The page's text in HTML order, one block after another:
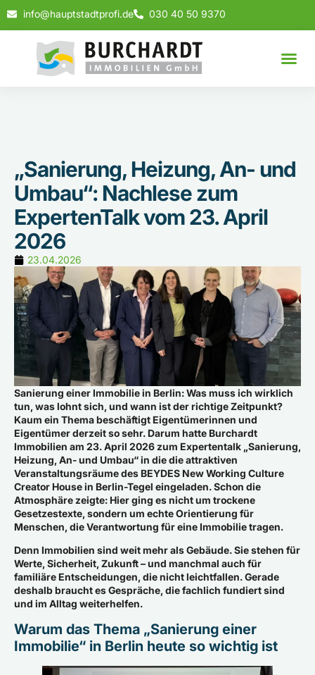
info@hauptstadtprofi.de 030 40 50 9370
„Sanierung, Heizung, An- und
Umbau“: Nachlese zum
ExpertenTalk vom 23. April
2026
23.04.2026
Sanierung einer Immobilie in Berlin: Was muss ich wirklich
tun, was lohnt sich, und wann ist der richtige Zeitpunkt?
Kaum ein Thema beschäftigt Eigentümerinnen und
Eigentümer derzeit so sehr. Darum hatte Burchardt
Immobilien am 23. April 2026 zum Expertentalk „Sanierung,
Heizung, An- und Umbau“ in die die attraktiven
Veranstaltungsräume des BEYDES New Working Culture
Creator House in Berlin-Tegel eingeladen. Schon die
Atmosphäre zeigte: Hier ging es nicht um trockene
Gesetzestexte, sondern um echte Orientierung für
Menschen, die Verantwortung für eine Immobilie tragen.
Denn Immobilien sind weit mehr als Gebäude. Sie stehen für
Werte, Sicherheit, Zukunft – und manchmal auch für
familiäre Entscheidungen, die nicht leichtfallen. Gerade
deshalb braucht es Gespräche, die fachlich fundiert sind
und im Alltag weiterhelfen.
Warum das Thema „Sanierung einer
Immobilie“ in Berlin heute so wichtig ist